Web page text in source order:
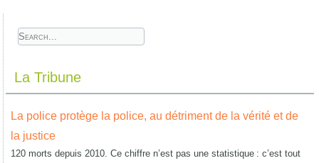
La Tribune
La police protège la police, au détriment de la vérité et de
la justice
120 morts depuis 2010. Ce chiffre n’est pas une statistique : c’est tout